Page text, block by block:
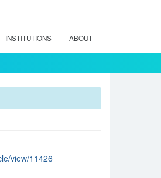
INSTITUTIONS ABOUT
view/11426